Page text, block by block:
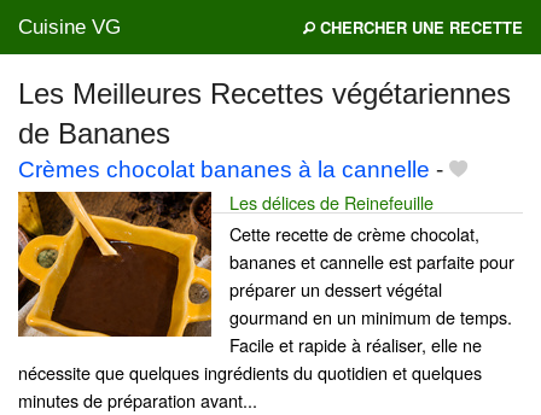
Cuisine VG CHERCHER UNE RECETTE
Les Meilleures Recettes végétariennes
de Bananes
Crèmes chocolat bananes à la cannelle -
Les délices de Reinefeuille
Cette recette de crème chocolat,
bananes et cannelle est parfaite pour
préparer un dessert végétal
gourmand en un minimum de temps.
Facile et rapide à réaliser, elle ne
nécessite que quelques ingrédients du quotidien et quelques
minutes de préparation avant...